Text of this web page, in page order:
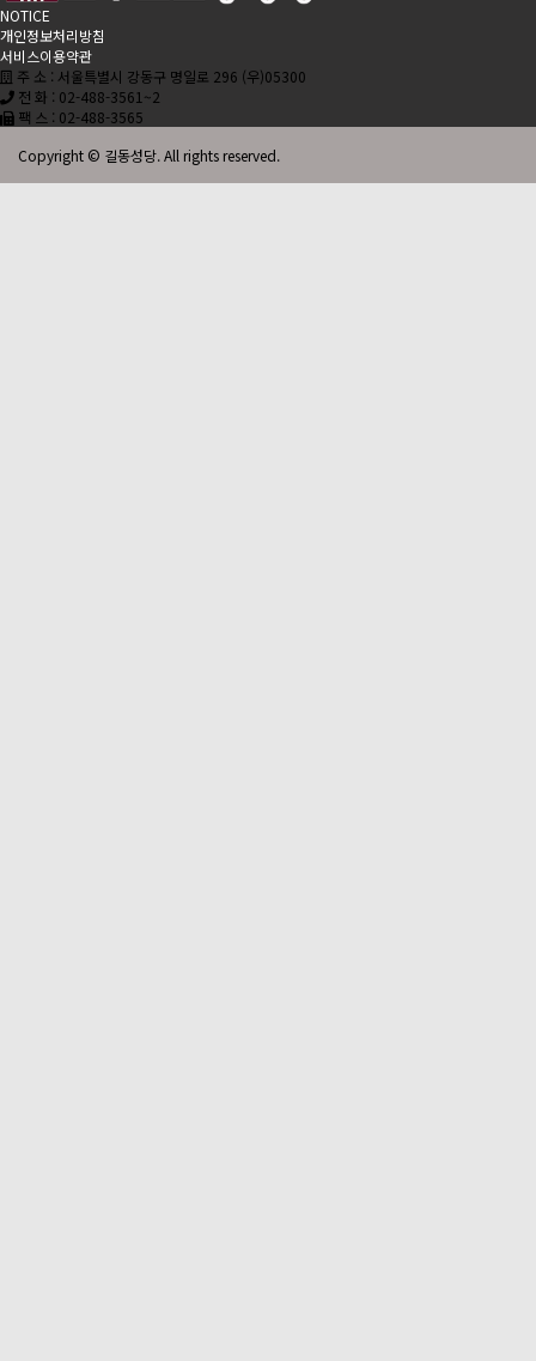
NOTICE
개인정보처리방침
서비스이용약관
주 소 : 서울특별시 강동구 명일로 296 (우)05300
전 화 : 02-488-3561~2
팩 스 : 02-488-3565
Copyright © 길동성당. All rights reserved.